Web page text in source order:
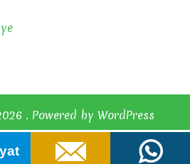
. Powered by WordPress